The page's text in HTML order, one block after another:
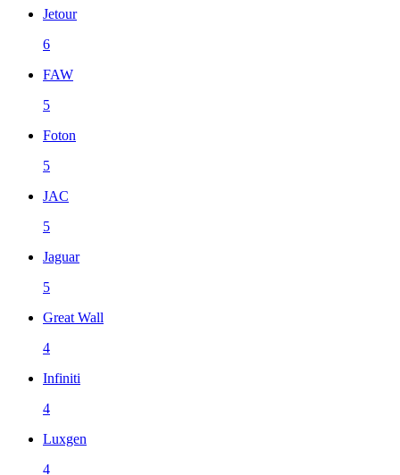
Jetour
6
FAW
5
Foton
5
JAC
5
Jaguar
5
Great Wall
4
Infiniti
4
Luxgen
4